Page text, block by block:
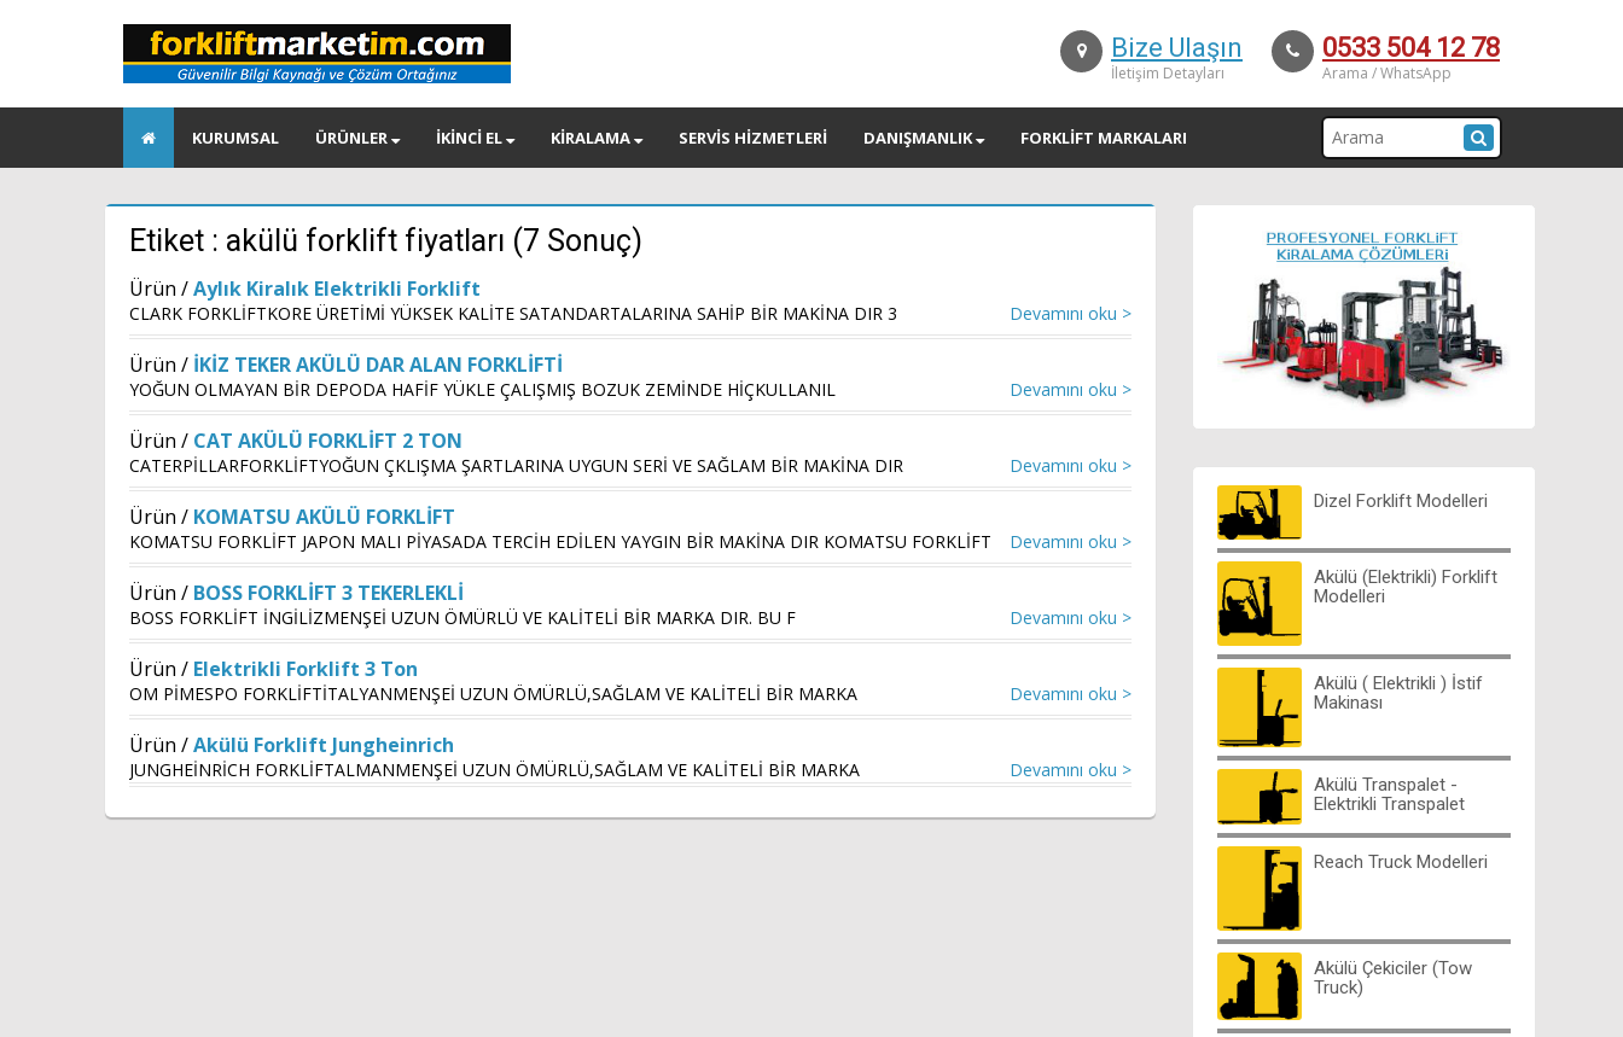
Bize Ulaşın
İletişim Detayları
0533 504 12 78
Arama / WhatsApp
KURUMSAL ÜRÜNLER İKİNCİ EL KİRALAMA SERVİS HİZMETLERİ DANIŞMANLIK FORKLİFT MARKALARI
Etiket : akülü forklift fiyatları (7 Sonuç)
Ürün /Aylık Kiralık Elektrikli Forklift
CLARK FORKLİFTKORE ÜRETİMİ YÜKSEK KALİTE SATANDARTALARINA SAHİP BİR MAKİNA DIR 3 Devamını oku >
Ürün / İKİZ TEKER AKÜLÜ DAR ALAN FORKLİFTİ
YOĞUN OLMAYAN BİR DEPODA HAFİF YÜKLE ÇALIŞMIŞ BOZUK ZEMİNDE HİÇKULLANIL Devamını oku >
Ürün / CAT AKÜLÜ FORKLİFT 2 TON
CATERPİLLARFORKLİFTYOĞUN ÇKLIŞMA ŞARTLARINA UYGUN SERİ VE SAĞLAM BİR MAKİNA DIR Devamını oku >
Ürün / KOMATSU AKÜLÜ FORKLİFT
KOMATSU FORKLİFT JAPON MALI PİYASADA TERCİH EDİLEN YAYGIN BİR MAKİNA DIR KOMATSU FORKLİFT Devamını oku >
Ürün / BOSS FORKLİFT 3 TEKERLEKLİ
BOSS FORKLİFT İNGİLİZMENŞEİ UZUN ÖMÜRLÜ VE KALİTELİ BİR MARKA DIR. BU F Devamını oku >
Ürün / Elektrikli Forklift 3 Ton
OM PİMESPO FORKLİFTİTALYANMENŞEİ UZUN ÖMÜRLÜ,SAĞLAM VE KALİTELİ BİR MARKA Devamını oku >
Ürün /Akülü Forklift Jungheinrich
JUNGHEİNRİCH FORKLİFTALMANMENŞEİ UZUN ÖMÜRLÜ,SAĞLAM VE KALİTELİ BİR MARKA Devamını oku >
Dizel Forklift Modelleri
Akülü (Elektrikli) Forklift
Modelleri
Akülü ( Elektrikli ) İstif
Makinası
Akülü Transpalet -
Elektrikli Transpalet
Reach Truck Modelleri
Akülü Çekiciler (Tow
Truck)